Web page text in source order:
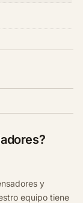
y
equipo tiene